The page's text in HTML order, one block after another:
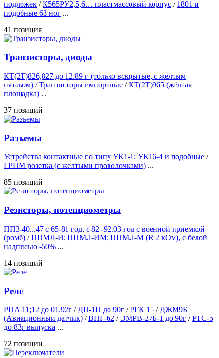
подложек /К565РУ2,5,6… пластмассовый корпус / 1801 и
подобные 68 ног ...
41 позиция
Транзисторы, диоды
КТ(2Т)826,827 до 12.89 г. (только вскрытые, с желтым
пятаком) /Транзисторы импортные /КТ(2Т)965 (жёлтая
площадка) ...
37 позиций
Разъемы
Устройства контактные по типу УК1-1; УК16-4 и подобные /
ГРПМ розетка (с желтыми проволочками) ...
85 позиций
Резисторы, потенциометры
ПП3-40...47 с 65-81 год, с 82 -92.03 год с военной приемкой
(ромб) /ППМЛ-И; ППМЛ-ИМ; ППМЛ-М (R 2 кОм), с белой
надписью -50% ...
14 позиций
Реле
РПА 11;12 до 01.92г / ДП-1П до 90г /РГК 15 / ДЖМ9Б
(Авиационный датчик) /ВПГ-62 /ЭМРВ-27Б-1 до 90г /РТС-5
до 83г выпуска ...
72 позиции